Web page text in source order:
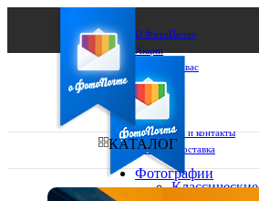
О ФотоПочте
Акции
Сделаем за вас
Бизнесу
FAQ
Франшиза
Поддержка и контакты
Оплата и доставка
КАТАЛОГ
Фотографии
Классические